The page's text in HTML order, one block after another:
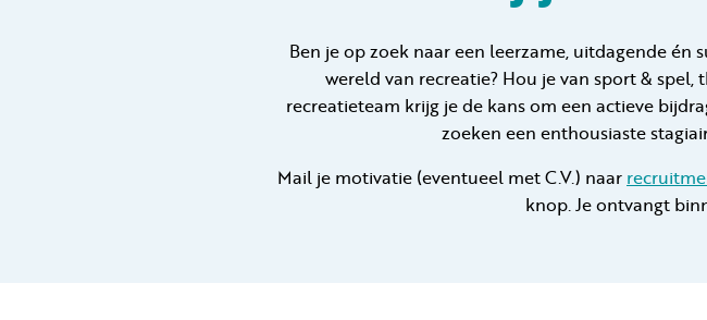
Ben je op zoek naar een leerzame, uitdagende
wereld van recreatie? Hou je van sport &
recreatieteam krijg je de kans om een actieve
zoeken een enthousiaste
Mail je motivatie (eventueel met C.V.) naar
knop. Je ontvangt